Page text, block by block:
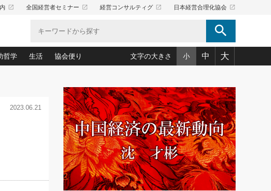
launch 全国経営者セミナー launch 経営コンサルティグ launch 日本経営合理化協会 launch
search
2026.08.4
【追悼】鈴木敏文氏 言葉で伝
える経営（ジャーナリスト 勝
見明氏）
もっとみる
っておきたいこと(34)
ントの予防策(10)
る「ウェルビーイング経営入
お店の仕組みづくり(210)
らお願いしたいと思われる 気配りの達人(127)
応 実践マニュアル(92)
応の新知識と新常識(57)
に育てる！ 社員教育の決め手(203)
「中小企業の人育て」(38)
哲学
国哲学に学ぶ 不況は会社守成の好機(38)
和時代の「社長の人間力の磨き方」(86)
人の名句名言の教え 東洋思想に学ぶ経営学(132)
部昇一の「日本の指導者たち」(32)
営に活かす“十八史略”(30)
生活
おのころ心平の ──社長のための「か・ら・だマネジメント」
(50)
デジタルＡＶを味方に！新・仕事術(180)
リーダー脳の鍛え方(32)
ワインを楽しむ基礎レッスン(12)
必読！社長が読むべき今月の4冊(88)
眼と耳で楽しむ読書術(162)
協会便り
「愛読者通信」著者インタビュー(44)
ビジネス見聞録 経営ニュース(100)
作間信司の経営無形庵(けいえいむぎょうあん)(166)
経営セミナー情報局(1)
繁栄への着眼点 牟田太陽(76)
講話を聞いて学ぼう 実学・耳学・磨く「ミミガク」のすすめ
(7)
文字の大きさ 小 中 大
2023.06.21